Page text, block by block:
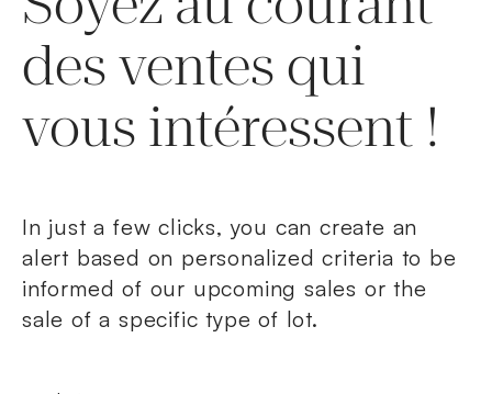
des ventes qui
vous intéressent !
In just a few clicks, you can create an
alert based on personalized criteria to be
informed of our upcoming sales or the
sale of a specific type of lot.